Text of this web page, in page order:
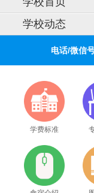
学校动态
电话/微信
学费标准
2026年8月6号_江苏_谭
2026年8月6号_河南_林